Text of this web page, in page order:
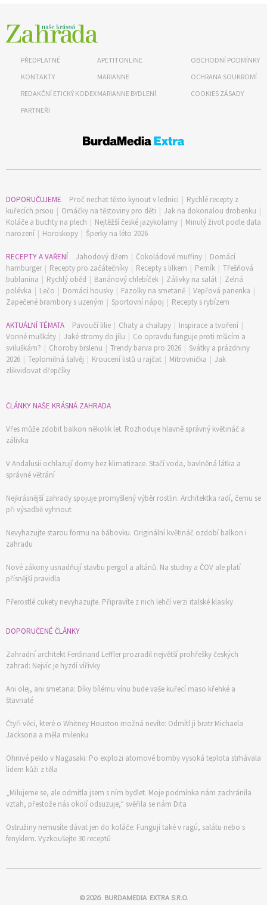
PŘEDPLATNÉ
KONTAKTY
REDAKČNÍ ETICKÝ KODEX
PARTNEŘI
APETITONLINE
MARIANNE
MARIANNE BYDLENÍ
OBCHODNÍ PODMÍNKY
OCHRANA SOUKROMÍ
COOKIES ZÁSADY
DOPORUČUJEME Proč nechat těsto kynout v lednici | Rychlé recepty z
kuřecích prsou | Omáčky na těstoviny pro děti | Jak na dokonalou drobenku |
Koláče a buchty na plech | Nejtěžší české jazykolamy | Minulý život podle data
narození | Horoskopy | Šperky na léto 2026
RECEPTY A VAŘENÍ Jahodový džem | Čokoládové muffiny | Domácí
hamburger | Recepty pro začátečníky | Recepty s lilkem | Perník | Třešňová
bublanina | Rychlý oběd | Banánový chlebíček | Zálivky na salát | Zelná
polévka | Lečo | Domácí housky | Fazolky na smetaně | Vepřová panenka |
Zapečené brambory s uzeným | Sportovní nápoj | Recepty s rybízem
AKTUÁLNÍ TÉMATA Pavoučí lilie | Chaty a chalupy | Inspirace a tvoření |
Vonné muškáty | Jaké stromy do jílu | Co opravdu funguje proti mšicím a
sviluškám? | Choroby brslenu | Trendy barva pro 2026 | Svátky a prázdniny
2026 | Teplomilná šalvěj | Kroucení listů u rajčat | Mitrovnička | Jak
zlikvidovat dřepčíky
ČLÁNKY NAŠE KRÁSNÁ ZAHRADA
Vřes může zdobit balkon několik let. Rozhoduje hlavně správný květináč a
zálivka
V Andalusii ochlazují domy bez klimatizace. Stačí voda, bavlněná látka a
správné větrání
Nejkrásnější zahrady spojuje promyšlený výběr rostlin. Architektka radí, čemu se
při výsadbě vyhnout
Nevyhazujte starou formu na bábovku. Originální květináč ozdobí balkon i
zahradu
Nové zákony usnadňují stavbu pergol a altánů. Na studny a ČOV ale platí
přísnější pravidla
Přerostlé cukety nevyhazujte. Připravíte z nich lehčí verzi italské klasiky
DOPORUČENÉ ČLÁNKY
Zahradní architekt Ferdinand Leffler prozradil největší prohřešky českých
zahrad: Nejvíc je hyzdí vířivky
Ani olej, ani smetana: Díky bílému vínu bude vaše kuřecí maso křehké a
šťavnaté
Čtyři věci, které o Whitney Houston možná nevíte: Odmítl ji bratr Michaela
Jacksona a měla milenku
Ohnivé peklo v Nagasaki: Po explozi atomové bomby vysoká teplota strhávala
lidem kůži z těla
„Milujeme se, ale odmítla jsem s ním bydlet. Moje podmínka nám zachránila
vztah, přestože nás okolí odsuzuje,“ svěřila se nám Dita
Ostružiny nemusíte dávat jen do koláče: Fungují také v ragú, salátu nebo s
fenyklem. Vyzkoušejte 30 receptů
© 2026 BURDAMEDIA EXTRA S.R.O.